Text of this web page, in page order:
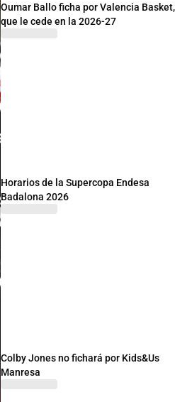
Oumar Ballo ficha por Valencia Basket,
que le cede en la 2026-27
Horarios de la Supercopa Endesa
Badalona 2026
Colby Jones no fichará por Kids&Us
Manresa